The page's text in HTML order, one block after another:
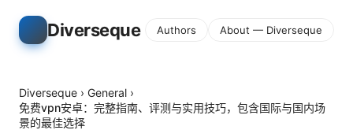
Diverseque Authors About — Diverseque
Diverseque › General ›
免费vpn安卓：完整指南、评测与实用技巧，包含国际与国内场
景的最佳选择